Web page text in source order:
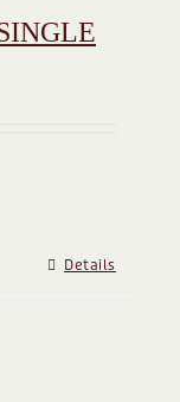
Details